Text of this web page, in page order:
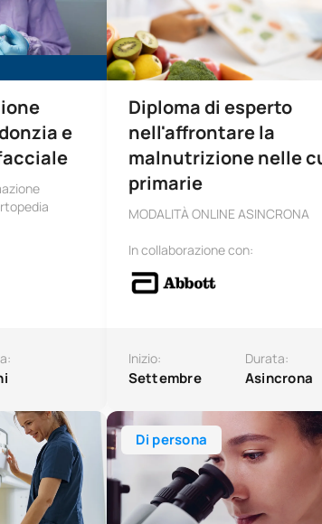
e
Diploma di esperto
nell'affrontare la
malnutrizione nelle
primarie
MODALITÀ ONLINE ASINCRONA
In collaborazione con:
Inizio:
Settembre
Durata:
Asincrona
e Dosimetria
Di persona
Diploma superiore in Anatomia